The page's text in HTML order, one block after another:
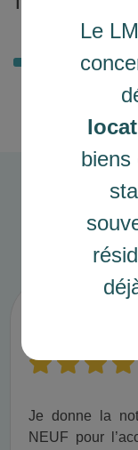
Le
biens
Taux d'assurance
Achat
Je donne la
NEUF pour